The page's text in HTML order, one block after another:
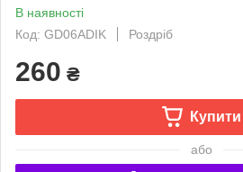
В наявності
Код: GD06ADIK
Роздріб
260 ₴
Купити
або